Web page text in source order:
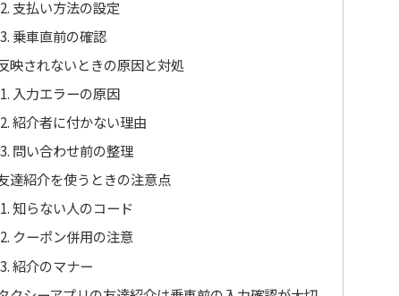
支払い方法の設定
乗車直前の確認
映されないときの原因と対処
入力エラーの原因
紹介者に付かない理由
問い合わせ前の整理
達紹介を使うときの注意点
知らない人のコード
クーポン併用の注意
紹介のマナー